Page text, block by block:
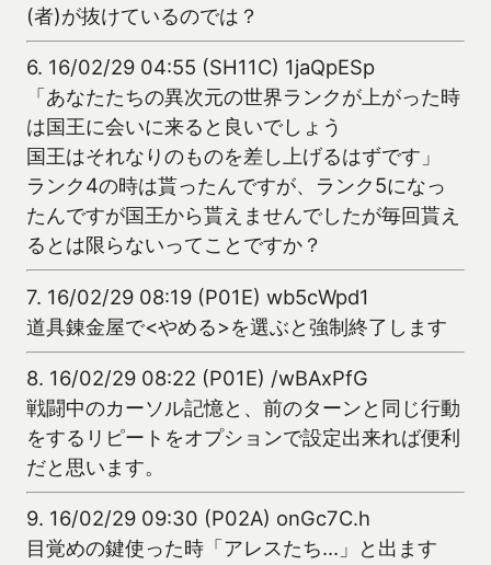
(者)が抜けているのでは？
6. 16/02/29 04:55 (SH11C) 1jaQpESp
「あなたたちの異次元の世界ランクが上がった時
は国王に会いに来ると良いでしょう
国王はそれなりのものを差し上げるはずです」
ランク4の時は貰ったんですが、ランク5になっ
たんですが国王から貰えませんでしたが毎回貰え
るとは限らないってことですか？
7. 16/02/29 08:19 (P01E) wb5cWpd1
道具錬金屋で<やめる>を選ぶと強制終了します
8. 16/02/29 08:22 (P01E) /wBAxPfG
戦闘中のカーソル記憶と、前のターンと同じ行動
をするリピートをオプションで設定出来れば便利
だと思います。
9. 16/02/29 09:30 (P02A) onGc7C.h
目覚めの鍵使った時「アレスたち…」と出ます